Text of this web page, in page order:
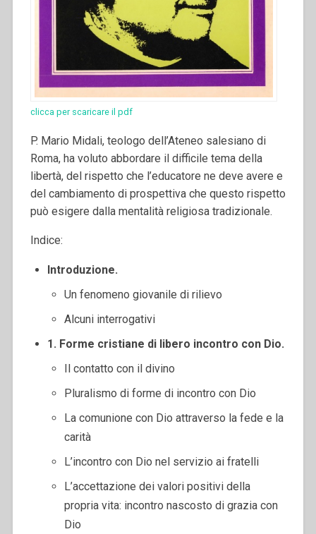
clicca per scaricare il pdf
P. Mario Midali, teologo dell’Ateneo salesiano di
Roma, ha voluto abbordare il difficile tema della
libertà, del rispetto che l’educatore ne deve avere e
del cambiamento di prospettiva che questo rispetto
può esigere dalla mentalità religiosa tradizionale.
Indice:
Introduzione.
Un fenomeno giovanile di rilievo
Alcuni interrogativi
1. Forme cristiane di libero incontro con Dio.
Il contatto con il divino
Pluralismo di forme di incontro con Dio
La comunione con Dio attraverso la fede e la
carità
L’incontro con Dio nel servizio ai fratelli
L’accettazione dei valori positivi della
propria vita: incontro nascosto di grazia con
Dio